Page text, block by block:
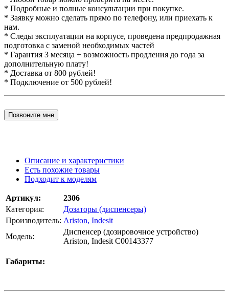
* Подробные и полные консультации при покупке.
* Заявку можно сделать прямо по телефону, или приехать к
нам.
* Следы эксплуатации на корпусе, проведена предпродажная
подготовка с заменой необходимых частей
* Гарантия 3 месяца + возможность продления до года за
дополнительную плату!
* Доставка от 800 рублей!
* Подключение от 500 рублей!
Позвоните мне
Описание и характеристики
Есть похожие товары
Подходит к моделям
Артикул:
2306
Категория:
Дозаторы (диспенсеры)
Производитель: Ariston, Indesit
Модель:
Диспенсер (дозировочное устройство)
Ariston, Indesit C00143377
Габариты: